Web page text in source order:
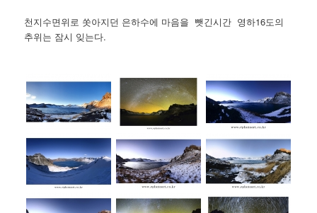
천지수면위로 쏫아지던 은하수에 마음을 뺏긴시간 영하16도의
추위는 잠시 잊는다.